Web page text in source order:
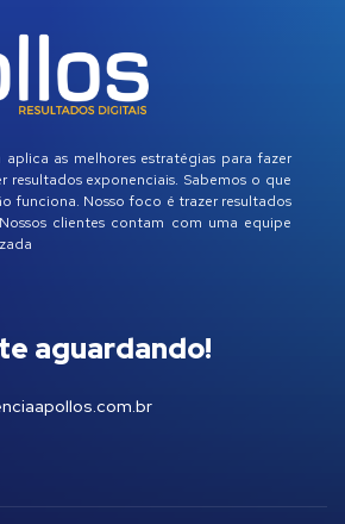
as melhores estratégias para fazer
resultados exponenciais. Sabemos o que
funciona. Nosso foco é trazer resultados
clientes contam com uma equipe
aguardando!